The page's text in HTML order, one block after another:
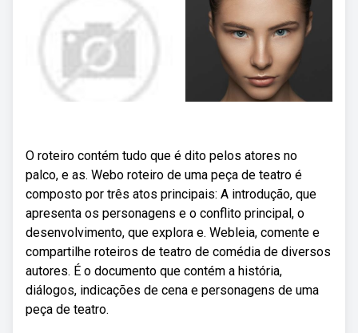
O roteiro contém tudo que é dito pelos atores no
palco, e as. Webo roteiro de uma peça de teatro é
composto por três atos principais: A introdução, que
apresenta os personagens e o conflito principal, o
desenvolvimento, que explora e. Webleia, comente e
compartilhe roteiros de teatro de comédia de diversos
autores. É o documento que contém a história,
diálogos, indicações de cena e personagens de uma
peça de teatro.